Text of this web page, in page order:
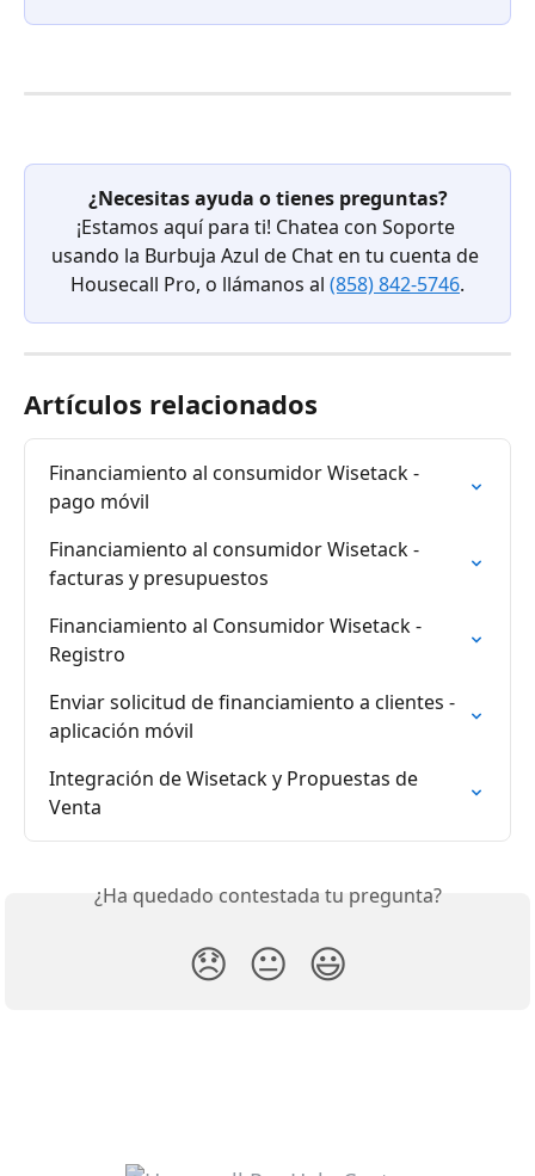
¿Necesitas ayuda o tienes preguntas?
¡Estamos aquí para ti! Chatea con Soporte
usando la Burbuja Azul de Chat en tu cuenta de
Housecall Pro, o llámanos al (858) 842-5746.
Artículos relacionados
Financiamiento al consumidor Wisetack -
pago móvil
Financiamiento al consumidor Wisetack -
facturas y presupuestos
Financiamiento al Consumidor Wisetack -
Registro
Enviar solicitud de financiamiento a clientes -
aplicación móvil
Integración de Wisetack y Propuestas de
Venta
¿Ha quedado contestada tu pregunta?
😞 😐 😃